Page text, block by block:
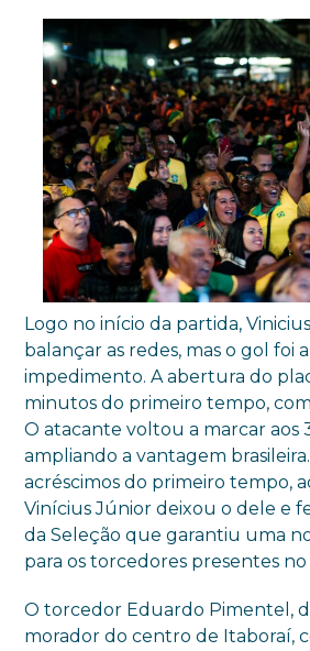
Logo no início da partida,
balançar as redes, mas o gol foi
impedimento. A abertura do
minutos do primeiro tempo,
O atacante voltou a marcar aos
ampliando a vantagem
acréscimos do primeiro tempo,
Vinícius Júnior deixou o dele e
da Seleção que garantiu uma
para os torcedores presentes no
O torcedor Eduardo Pimentel,
morador do centro de Itaboraí,